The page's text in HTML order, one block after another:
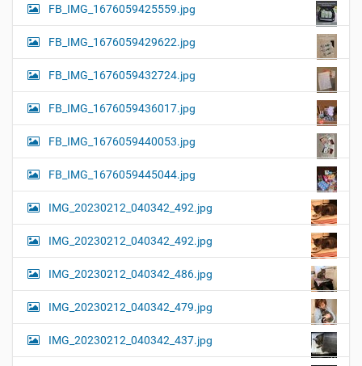
FB_IMG_1676059425559.jpg
FB_IMG_1676059429622.jpg
FB_IMG_1676059432724.jpg
FB_IMG_1676059436017.jpg
FB_IMG_1676059440053.jpg
FB_IMG_1676059445044.jpg
IMG_20230212_040342_492.jpg
IMG_20230212_040342_492.jpg
IMG_20230212_040342_486.jpg
IMG_20230212_040342_479.jpg
IMG_20230212_040342_437.jpg